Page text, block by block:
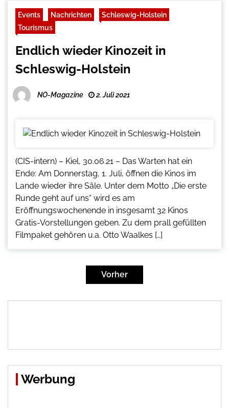
Events Nachrichten
Schleswig-Holstein
Tourismus
Endlich wieder Kinozeit in
Schleswig-Holstein
NO-Magazine 2. Juli 2021
(CIS-intern) – Kiel, 30.06.21 – Das Warten hat ein
Ende: Am Donnerstag, 1. Juli, öffnen die Kinos im
Lande wieder ihre Säle. Unter dem Motto „Die erste
Runde geht auf uns“ wird es am
Eröffnungswochenende in insgesamt 32 Kinos
Gratis-Vorstellungen geben. Zu dem prall gefüllten
Filmpaket gehören u.a. Otto Waalkes […]
Vorher
Werbung